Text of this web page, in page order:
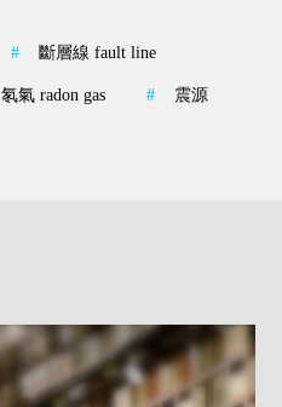
# 斷層線 fault line
氡氣 radon gas # 震源